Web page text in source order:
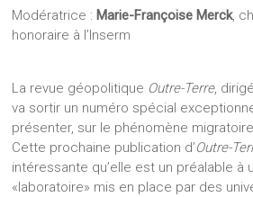
Modératrice : Marie-Françoise Merck,
honoraire à l’Inserm
La revue géopolitique Outre-Terre,
va sortir un numéro spécial
présenter, sur le phénomène
Cette prochaine publication d’Outre-
intéressante qu’elle est un préalable à
«laboratoire» mis en place par des